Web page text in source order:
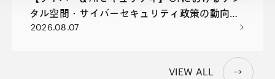
タル空間・サイバーセキュリティ政策の動向―
ポスト量子暗号移行、サイバーセキュリティ
2026.08.07
VIEW ALL